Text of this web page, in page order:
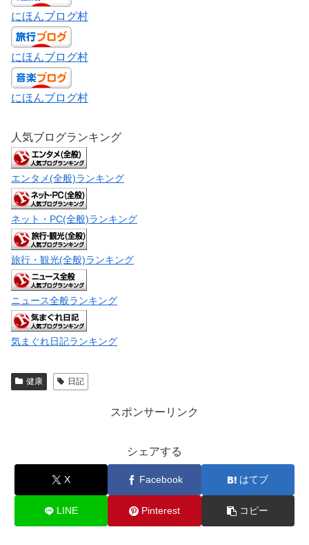
にほんブログ村
にほんブログ村
にほんブログ村
人気ブログランキング
エンタメ(全般)ランキング
ネット・PC(全般)ランキング
旅行・観光(全般)ランキング
ニュース全般ランキング
気まぐれ日記ランキング
健康 日記
スポンサーリンク
シェアする
X Facebook はてブ
LINE Pinterest コピー